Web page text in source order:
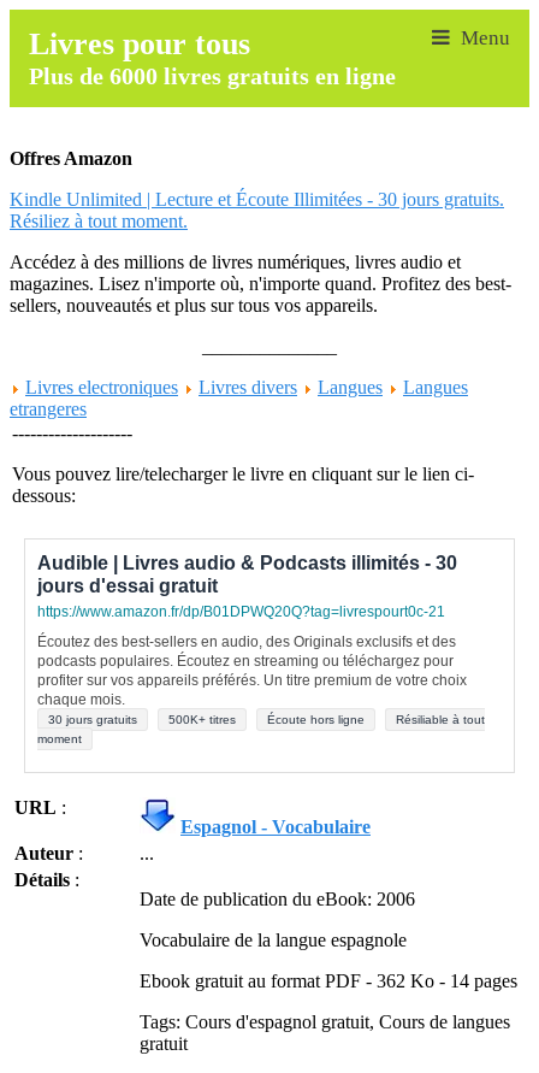
Livres pour tous
Plus de 6000 livres gratuits en ligne
Offres Amazon
Kindle Unlimited | Lecture et Écoute Illimitées - 30 jours gratuits.
Résiliez à tout moment.
Accédez à des millions de livres numériques, livres audio et
magazines. Lisez n'importe où, n'importe quand. Profitez des best-
sellers, nouveautés et plus sur tous vos appareils.
Livres electroniques
Livres divers Langues
Langues
etrangeres
--------------------
Vous pouvez lire/telecharger le livre en cliquant sur le lien ci-
dessous:
Audible | Livres audio & Podcasts illimités - 30
jours d'essai gratuit
https://www.amazon.fr/dp/B01DPWQ20Q?tag=livrespourt0c-21
Écoutez des best-sellers en audio, des Originals exclusifs et des
podcasts populaires. Écoutez en streaming ou téléchargez pour
profiter sur vos appareils préférés. Un titre premium de votre choix
chaque mois.
30 jours gratuits 500K+ titres Écoute hors ligne
Résiliable à tout
moment
URL :
Espagnol - Vocabulaire
Auteur :
...
Détails :
Date de publication du eBook: 2006
Vocabulaire de la langue espagnole
Ebook gratuit au format PDF - 362 Ko - 14 pages
Tags: Cours d'espagnol gratuit, Cours de langues
gratuit